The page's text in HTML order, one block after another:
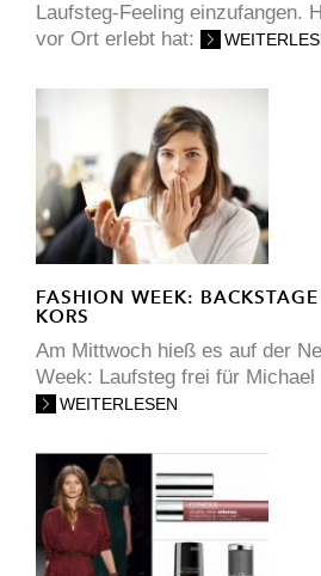
Laufsteg-Feeling einzufangen.
vor Ort erlebt hat:
FASHION WEEK:
KORS
Am Mittwoch hieß es auf der
Week: Laufsteg frei für Michael
WEITERLESEN